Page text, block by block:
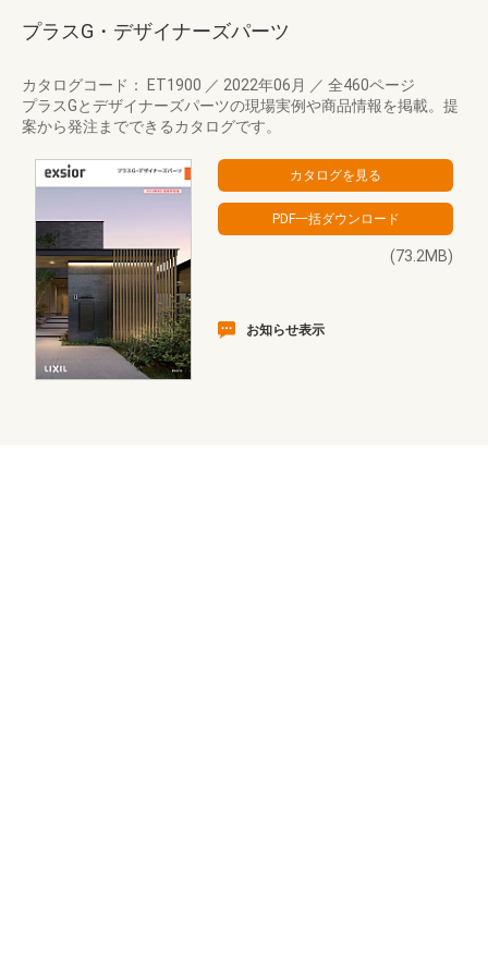
プラスG・デザイナーズパーツ
カタログコード： ET1900 ／ 2022年06月 ／ 全460ページ
プラスGとデザイナーズパーツの現場実例や商品情報を掲載。提
案から発注までできるカタログです。
(73.2MB)
お知らせ表示